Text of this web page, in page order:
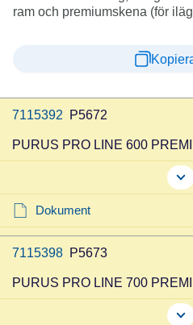
ram och premiumskena (för
7115392 P5672
PURUS PRO LINE 600
Dokument
7115398 P5673
PURUS PRO LINE 700